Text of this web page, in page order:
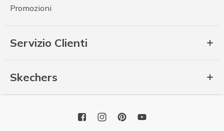
Promozioni
Servizio Clienti
Skechers